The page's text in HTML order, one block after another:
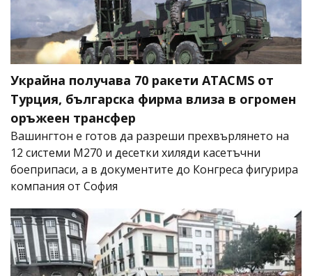
Украйна получава 70 ракети ATACMS от
Турция, българска фирма влиза в огромен
оръжеен трансфер
Вашингтон е готов да разреши прехвърлянето на
12 системи M270 и десетки хиляди касетъчни
боеприпаси, а в документите до Конгреса фигурира
компания от София